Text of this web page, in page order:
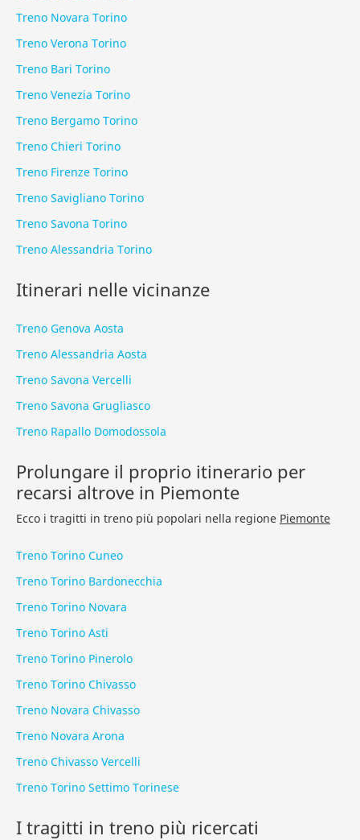
Treno Novara Torino
Treno Verona Torino
Treno Bari Torino
Treno Venezia Torino
Treno Bergamo Torino
Treno Chieri Torino
Treno Firenze Torino
Treno Savigliano Torino
Treno Savona Torino
Treno Alessandria Torino
Itinerari nelle vicinanze
Treno Genova Aosta
Treno Alessandria Aosta
Treno Savona Vercelli
Treno Savona Grugliasco
Treno Rapallo Domodossola
Prolungare il proprio itinerario per
recarsi altrove in Piemonte
Ecco i tragitti in treno più popolari nella regione Piemonte
Treno Torino Cuneo
Treno Torino Bardonecchia
Treno Torino Novara
Treno Torino Asti
Treno Torino Pinerolo
Treno Torino Chivasso
Treno Novara Chivasso
Treno Novara Arona
Treno Chivasso Vercelli
Treno Torino Settimo Torinese
I tragitti in treno più ricercati